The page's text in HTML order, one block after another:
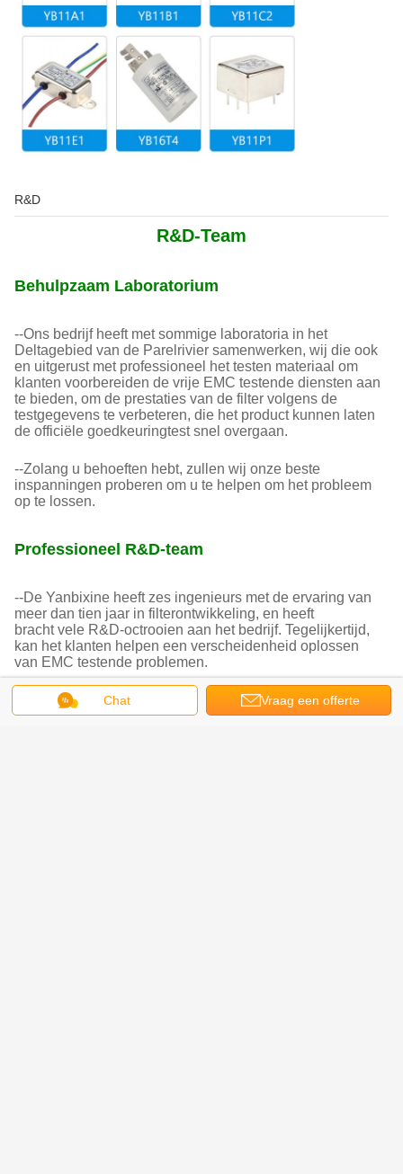
R&D
R&D-Team
Behulpzaam Laboratorium
--Ons bedrijf heeft met sommige laboratoria in het
Deltagebied van de Parelrivier samenwerken, wij die ook
en uitgerust met professioneel het testen materiaal om
klanten voorbereiden de vrije EMC testende diensten aan
te bieden, om de prestaties van de filter volgens de
testgegevens te verbeteren, die het product kunnen laten
de officiële goedkeuringtest snel overgaan.
--Zolang u behoeften hebt, zullen wij onze beste
inspanningen proberen om u te helpen om het probleem
op te lossen.
Professioneel R&D-team
--De Yanbixine heeft zes ingenieurs met de ervaring van
meer dan tien jaar in filterontwikkeling, en heeft
bracht vele R&D-octrooien aan het bedrijf. Tegelijkertijd,
kan het klanten helpen een verscheidenheid oplossen
van EMC testende problemen.
--Toon enkel sommige laboratoriummateriaal voor uw
Chat Vraag een offerte